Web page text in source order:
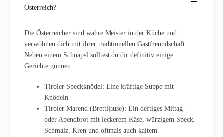
Österreich?
Die Österreicher sind wahre Meister in der Küche und
verwöhnen dich mit ihrer traditionellen Gastfreundschaft.
Neben einem Schnapsl solltest du dir definitiv einige
Gerichte gönnen:
Tiroler Speckknödel: Eine kräftige Suppe mit
Knödeln
Tiroler Marend (Brettljause): Ein deftiges Mittag-
oder Abendbrot mit leckerem Käse, würzigem Speck,
Schmalz, Kren und oftmals auch kaltem